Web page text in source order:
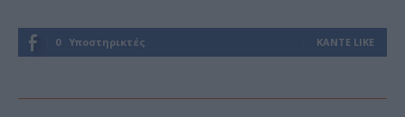
0 Υποστηρικτές ΚΆΝΤΕ LIKE